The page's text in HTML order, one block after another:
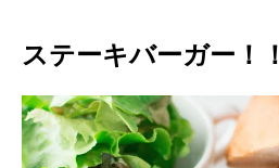
ステーキバーガー！！